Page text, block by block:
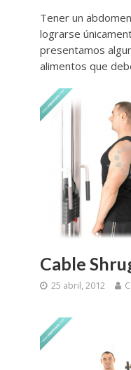
Tener un
lograrse
presentamos
alimentos que
Cable
25 abril, 2012